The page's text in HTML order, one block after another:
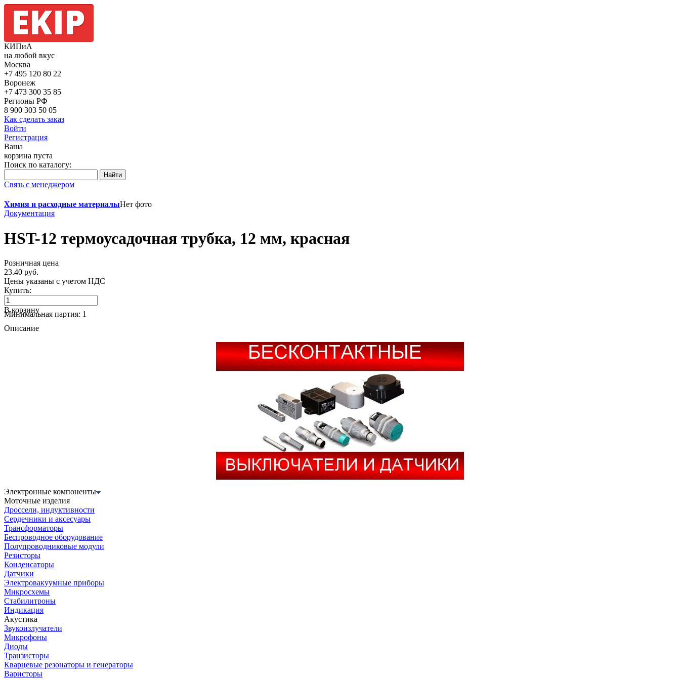
КИПиА
на любой вкус
Москва
+7 495 120 80 22
Воронеж
+7 473 300 35 85
Регионы РФ
8 900 303 50 05
Как сделать заказ
Войти
Регистрация
Ваша
корзина пуста
Поиск по каталогу:
Связь с менеджером
Химия и расходные материалыНет фото
Документация
HST-12 термоусадочная трубка, 12 мм, красная
Розничная цена
23.40 руб.
Цены указаны с учетом НДС
Купить:
В корзину
Минимальная партия: 1
Описание
Электронные компоненты
Моточные изделия
Дроссели, индуктивности
Сердечники и аксесуары
Трансформаторы
Беспроводное оборудование
Полупроводниковые модули
Резисторы
Конденсаторы
Датчики
Электровакуумные приборы
Микросхемы
Стабилитроны
Индикация
Акустика
Звукоизлучатели
Микрофоны
Диоды
Транзисторы
Кварцевые резонаторы и генераторы
Варисторы